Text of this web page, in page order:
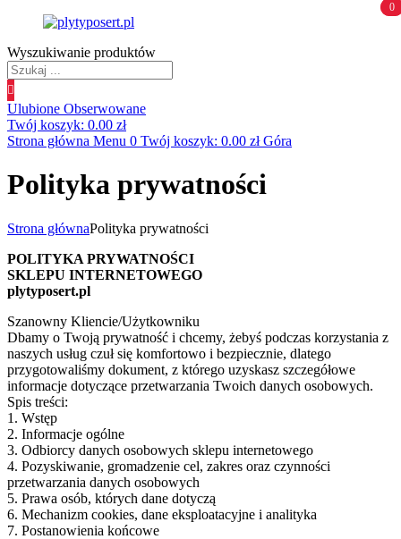
Wyszukiwanie produktów
0
Ulubione Obserwowane
0
Twój koszyk: 0.00 zł
Strona główna Menu 0 Twój koszyk: 0.00 zł Góra
Polityka prywatności
Strona głównaPolityka prywatności
POLITYKA PRYWATNOŚCI
SKLEPU INTERNETOWEGO
plytyposert.pl
Szanowny Kliencie/Użytkowniku
Dbamy o Twoją prywatność i chcemy, żebyś podczas korzystania z
naszych usług czuł się komfortowo i bezpiecznie, dlatego
przygotowaliśmy dokument, z którego uzyskasz szczegółowe
informacje dotyczące przetwarzania Twoich danych osobowych.
Spis treści:
1. Wstęp
2. Informacje ogólne
3. Odbiorcy danych osobowych sklepu internetowego
4. Pozyskiwanie, gromadzenie cel, zakres oraz czynności
przetwarzania danych osobowych
5. Prawa osób, których dane dotyczą
6. Mechanizm cookies, dane eksploatacyjne i analityka
7. Postanowienia końcowe